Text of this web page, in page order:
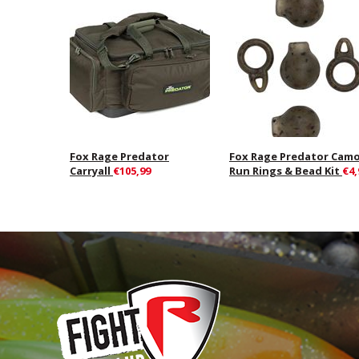
Fox Rage Predator
Carryall €105,99
Fox Rage Predator
Run Rings & Bead Kit